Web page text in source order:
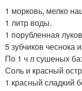
1 морковь, мелко
1 литр воды.
1 порубленная
5 зубчиков чеснока
По 1 ч л сушеных
Соль и красный
1 красный сладкий